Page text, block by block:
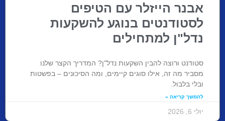
אבנר הייזלר עם הטיפים
לסטודנטים בנוגע להשקעות
נדל"ן למתחילים
סטודנט ורוצה להבין השקעות נדל"ן? המדריך הקצר שלנו
מסביר מה זה, אילו סוגים קיימים, ומה הסיכונים – בפשטות
ובלי בלבול.
להמשך קריאה »
יולי 6, 2026